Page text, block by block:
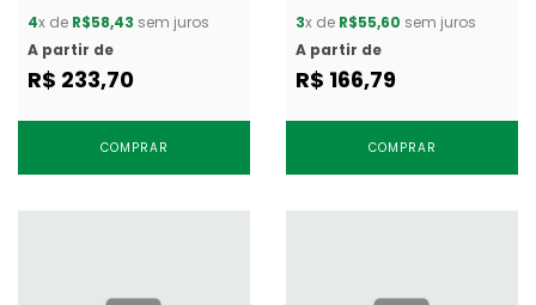
4x de R$58,43 sem juros
A partir de
R$ 233,70
COMPRAR
3x de R$55,60 sem juros
A partir de
R$ 166,79
COMPRAR